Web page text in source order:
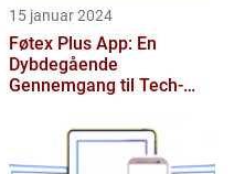
15 januar 2024
Føtex Plus App: En
Dybdegående
Gennemgang til Tech-